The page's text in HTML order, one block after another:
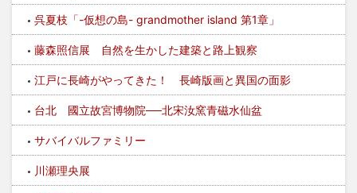
呉夏枝「-仮想の島- grandmother island 第1章」
藤森照信展 自然を生かした建築と路上観察
江戸に長崎がやってきた！ 長崎版画と異国の面影
台北 國立故宮博物院──北宋汝窯青磁水仙盆
サバイバルファミリー
川瀬理央展